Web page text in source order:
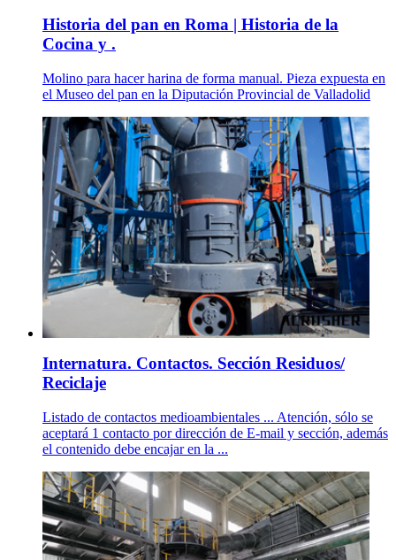
Historia del pan en Roma | Historia de la
Cocina y .
Molino para hacer harina de forma manual. Pieza expuesta en
el Museo del pan en la Diputación Provincial de Valladolid
Internatura. Contactos. Sección Residuos/
Reciclaje
Listado de contactos medioambientales ... Atención, sólo se
aceptará 1 contacto por dirección de E-mail y sección, además
el contenido debe encajar en la ...